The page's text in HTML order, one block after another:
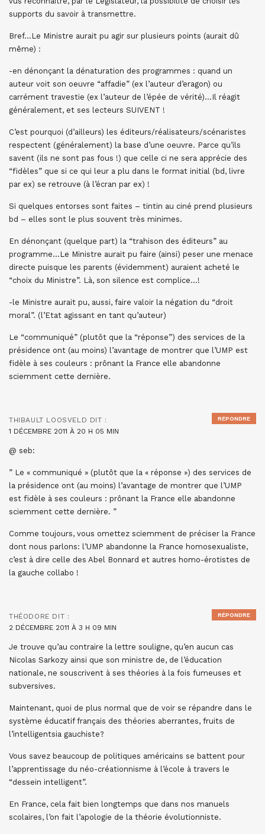
supports du savoir à transmettre.
Bref…Le Ministre aurait pu agir sur plusieurs points (aurait dû
même) :
-en dénonçant la dénaturation des programmes : quand un
auteur voit son oeuvre “affadie” (ex l’auteur d’eragon) ou
carrément travestie (ex l’auteur de l’épée de vérité)…Il réagit
généralement, et ses lecteurs SUIVENT !
C’est pourquoi (d’ailleurs) les éditeurs/réalisateurs/scénaristes
respectent (généralement) la base d’une oeuvre. Parce qu’ils
savent (ils ne sont pas fous !) que celle ci ne sera apprécie des
“fidèles” que si ce qui leur a plu dans le format initial (bd, livre
par ex) se retrouve (à l’écran par ex) !
Si quelques entorses sont faites – tintin au ciné prend plusieurs
bd – elles sont le plus souvent très minimes.
En dénonçant (quelque part) la “trahison des éditeurs” au
programme…Le Ministre aurait pu faire (ainsi) peser une menace
directe puisque les parents (évidemment) auraient acheté le
“choix du Ministre”. Là, son silence est complice…!
-le Ministre aurait pu, aussi, faire valoir la négation du “droit
moral”. (l’Etat agissant en tant qu’auteur)
Le “communiqué” (plutôt que la “réponse”) des services de la
présidence ont (au moins) l’avantage de montrer que l’UMP est
fidèle à ses couleurs : prônant la France elle abandonne
sciemment cette dernière.
THIBAULT LOOSVELD DIT :
1 DÉCEMBRE 2011 À 20 H 05 MIN
@ seb:
” Le « communiqué » (plutôt que la « réponse ») des services de
la présidence ont (au moins) l’avantage de montrer que l’UMP
est fidèle à ses couleurs : prônant la France elle abandonne
sciemment cette dernière. ”
Comme toujours, vous omettez sciemment de préciser la France
dont nous parlons: l’UMP abandonne la France homosexualiste,
c’est à dire celle des Abel Bonnard et autres homo-érotistes de
la gauche collabo !
RÉPONDRE
THÉODORE DIT :
2 DÉCEMBRE 2011 À 3 H 09 MIN
Je trouve qu’au contraire la lettre souligne, qu’en aucun cas
Nicolas Sarkozy ainsi que son ministre de, de l’éducation
nationale, ne souscrivent à ses théories à la fois fumeuses et
subversives.
Maintenant, quoi de plus normal que de voir se répandre dans le
système éducatif français des théories aberrantes, fruits de
l’intelligentsia gauchiste?
Vous savez beaucoup de politiques américains se battent pour
l’apprentissage du néo-créationnisme à l’école à travers le
“dessein intelligent”.
En France, cela fait bien longtemps que dans nos manuels
scolaires, l’on fait l’apologie de la théorie évolutionniste.
RÉPONDRE